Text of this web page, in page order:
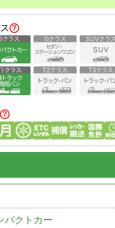
パクトカー